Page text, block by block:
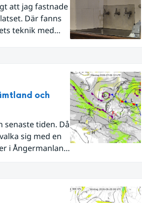
att jag fastnade
Där fanns
teknik med
och
senaste tiden. Då
sig med en
i Ångermanland